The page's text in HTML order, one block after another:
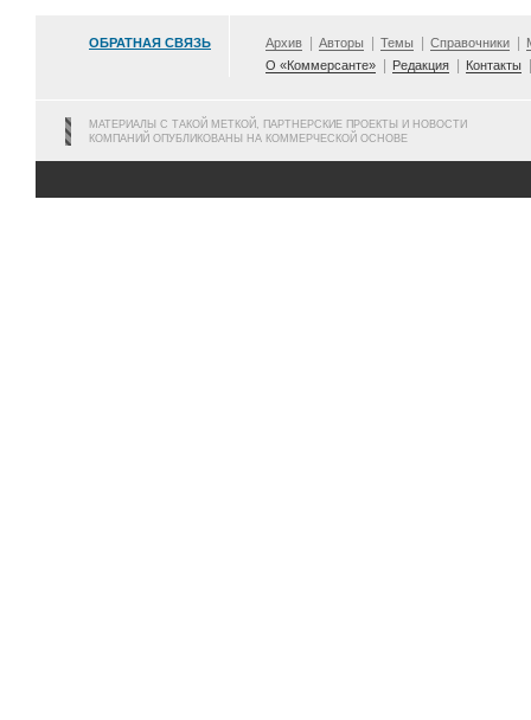
ОБРАТНАЯ СВЯЗЬ Архив Авторы Темы Справочники
О «Коммерсанте»
Редакция Контакты
МАТЕРИАЛЫ С ТАКОЙ МЕТКОЙ, ПАРТНЕРСКИЕ ПРОЕКТЫ И НОВОСТИ
КОМПАНИЙ ОПУБЛИКОВАНЫ НА КОММЕРЧЕСКОЙ ОСНОВЕ